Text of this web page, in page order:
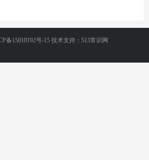
备15010192号-15 技术支持：513常识网